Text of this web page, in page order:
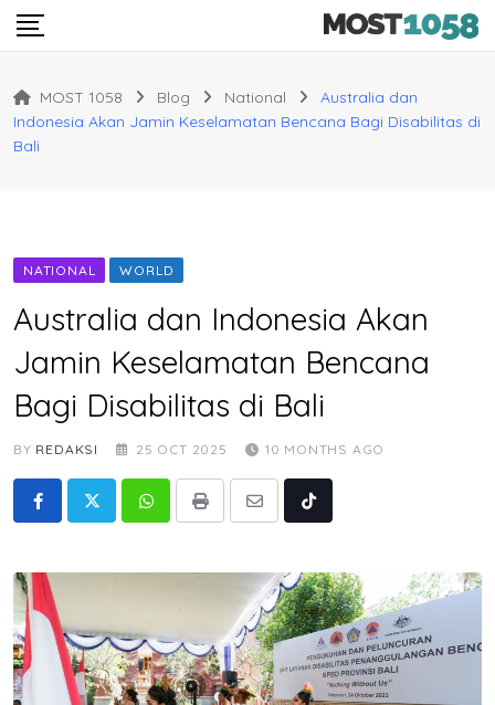
Skip
MOST 1058 Blog National
Australia dan
Indonesia Akan Jamin Keselamatan Bencana Bagi Disabilitas di
Bali
NATIONAL WORLD
Australia dan Indonesia Akan
Jamin Keselamatan Bencana
Bagi Disabilitas di Bali
BY REDAKSI 25 OCT 2025 10 MONTHS AGO
WhatsappPrint
Share
Tiktok